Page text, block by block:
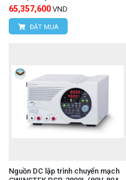
65,357,600 VND
ĐẶT MUA
Nguồn DC lập trình chuyển mạch